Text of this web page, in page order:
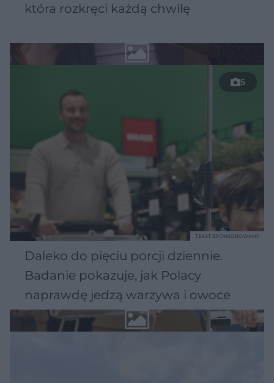
która rozkręci każdą chwilę
5
Daleko do pięciu porcji dziennie.
Badanie pokazuje, jak Polacy
naprawdę jedzą warzywa i owoce
TEKST SPONSOROWANY